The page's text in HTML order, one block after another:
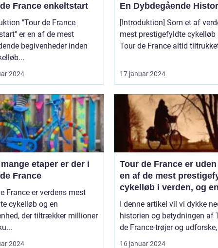
France enkeltstart
"Tour de France
er en af de mest
begivenheder inden
2024
En Dybdegående
[Introduktion] Som et af
mest prestigefyldte cykelløb
Tour de France altid
17 januar 2024
etaper er der i
France
France er verdens mest
cykelløb og en
der tiltrækker millioner
2024
Tour de France er
en af de mest
cykelløb i verden, og
de mest genkendelige
ikoniske elementer
løb er de farverige
som rytterne bærer
I denne artikel vil vi dykke
historien og betydningen af
de France-trøjer og
16 januar 2024